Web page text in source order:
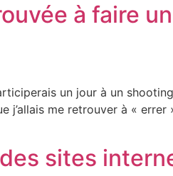
à faire
un jour à un
j’allais me retrouver à «
sites